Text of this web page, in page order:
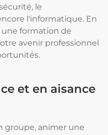
le
l'informatique. En
formation de
avenir professionnel
et en aisance
groupe, animer une